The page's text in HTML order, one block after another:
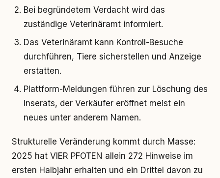
Bei begründetem Verdacht wird das
zuständige Veterinäramt informiert.
Das Veterinäramt kann Kontroll-Besuche
durchführen, Tiere sicherstellen und Anzeige
erstatten.
Plattform-Meldungen führen zur Löschung des
Inserats, der Verkäufer eröffnet meist ein
neues unter anderem Namen.
Strukturelle Veränderung kommt durch Masse:
2025 hat VIER PFOTEN allein 272 Hinweise im
ersten Halbjahr erhalten und ein Drittel davon zu